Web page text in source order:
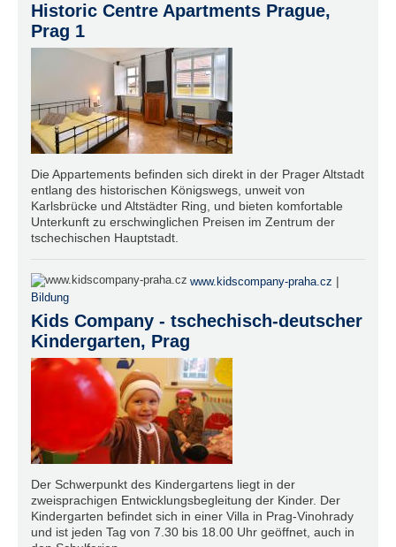
Historic Centre Apartments Prague,
Prag 1
Die Appartements befinden sich direkt in der Prager Altstadt
entlang des historischen Königswegs, unweit von
Karlsbrücke und Altstädter Ring, und bieten komfortable
Unterkunft zu erschwinglichen Preisen im Zentrum der
tschechischen Hauptstadt.
www.kidscompany-praha.cz |
Bildung
Kids Company - tschechisch-deutscher
Kindergarten, Prag
Der Schwerpunkt des Kindergartens liegt in der
zweisprachigen Entwicklungsbegleitung der Kinder. Der
Kindergarten befindet sich in einer Villa in Prag-Vinohrady
und ist jeden Tag von 7.30 bis 18.00 Uhr geöffnet, auch in